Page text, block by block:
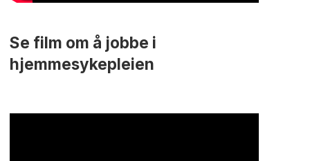
Se film om å jobbe i
hjemmesykepleien